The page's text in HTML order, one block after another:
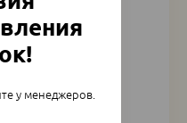
у менеджеров.